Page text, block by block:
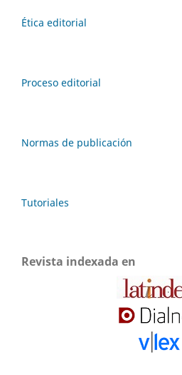
Ética editorial
Proceso editorial
Normas de publicación
Tutoriales
Revista indexada en